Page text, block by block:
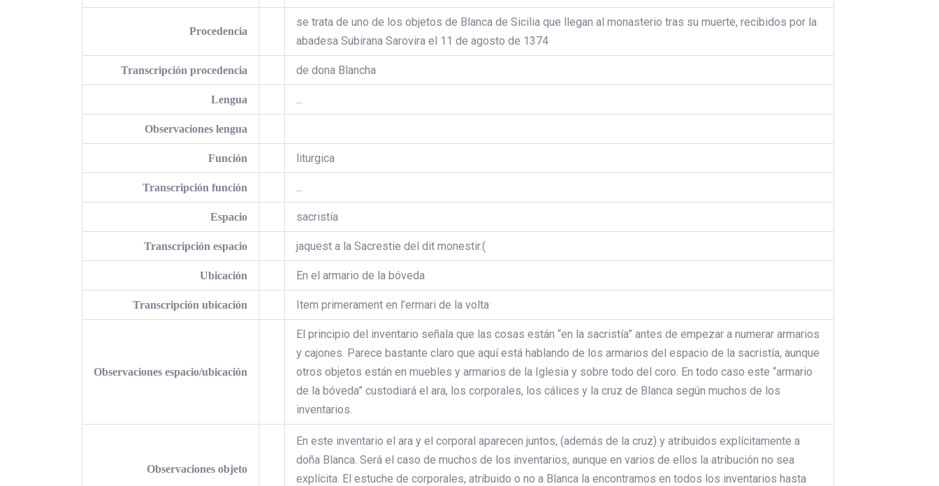
Procedencia
se trata de uno de los objetos de Blanca de Sicilia que llegan al monasterio tras su muerte, recibidos por la
abadesa Subirana Sarovira el 11 de agosto de 1374
Transcripción procedencia de dona Blancha
Lengua
Observaciones lengua
Función liturgica
Transcripción función
Espacio sacristía
Transcripción espacio jaquest a la Sacrestie del dit monestir.(
Ubicación En el armario de la bóveda
Transcripción ubicación Item primerament en l’ermari de la volta
Observaciones espacio/ubicación
El principio del inventario señala que las cosas están “en la sacristía” antes de empezar a numerar armarios
y cajones. Parece bastante claro que aquí está hablando de los armarios del espacio de la sacristía, aunque
otros objetos están en muebles y armarios de la Iglesia y sobre todo del coro. En todo caso este “armario
de la bóveda” custodiará el ara, los corporales, los cálices y la cruz de Blanca según muchos de los
inventarios.
Observaciones objeto
En este inventario el ara y el corporal aparecen juntos, (además de la cruz) y atribuidos explícitamente a
doña Blanca. Será el caso de muchos de los inventarios, aunque en varios de ellos la atribución no sea
explícita. El estuche de corporales, atribuido o no a Blanca la encontramos en todos los inventarios hasta